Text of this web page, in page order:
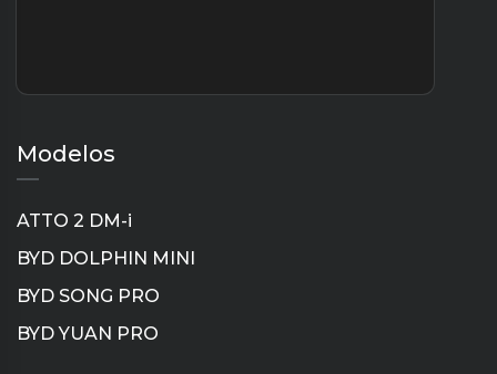
Modelos
ATTO 2 DM-i
BYD DOLPHIN MINI
BYD SONG PRO
BYD YUAN PRO